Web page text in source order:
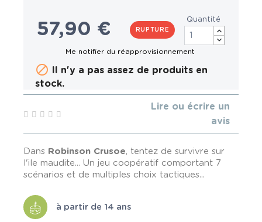
57,90 € RUPTURE
Quantité
 Il n'y a pas assez de produits en
stock.
Lire ou écrire un
avis
Dans Robinson Crusoe, tentez de survivre sur
l'ile maudite... Un jeu coopératif comportant 7
scénarios et de multiples choix tactiques...
à partir de 14 ans